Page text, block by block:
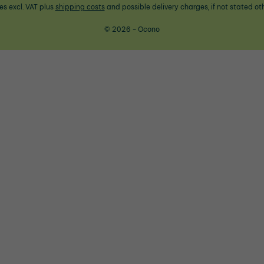
excl. VAT plus shipping costsand possible delivery charges, if not stated
© 2026 - Ocono